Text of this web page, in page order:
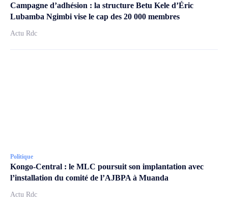
Campagne d’adhésion : la structure Betu Kele d’Éric
Lubamba Ngimbi vise le cap des 20 000 membres
Actu Rdc
Politique
Kongo-Central : le MLC poursuit son implantation avec
l’installation du comité de l’AJBPA à Muanda
Actu Rdc